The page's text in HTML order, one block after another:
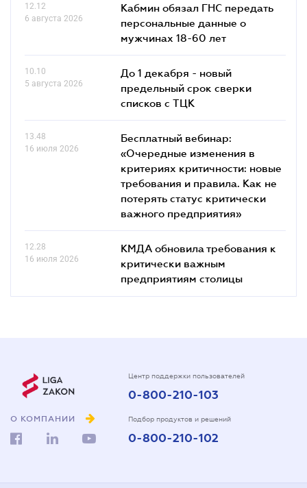
12.12
6 августа 2026
Кабмин обязал ГНС передать
персональные данные о
мужчинах 18-60 лет
10.10
5 августа 2026
До 1 декабря - новый
предельный срок сверки
списков c ТЦК
13.48
16 июля 2026
Бесплатный вебинар:
«Очередные изменения в
критериях критичности: новые
требования и правила. Как не
потерять статус критически
важного предприятия»
12.28
16 июля 2026
КМДА обновила требования к
критически важным
предприятиям столицы
О КОМПАНИИ
Центр поддержки пользователей
0-800-210-103
Подбор продуктов и решений
0-800-210-102